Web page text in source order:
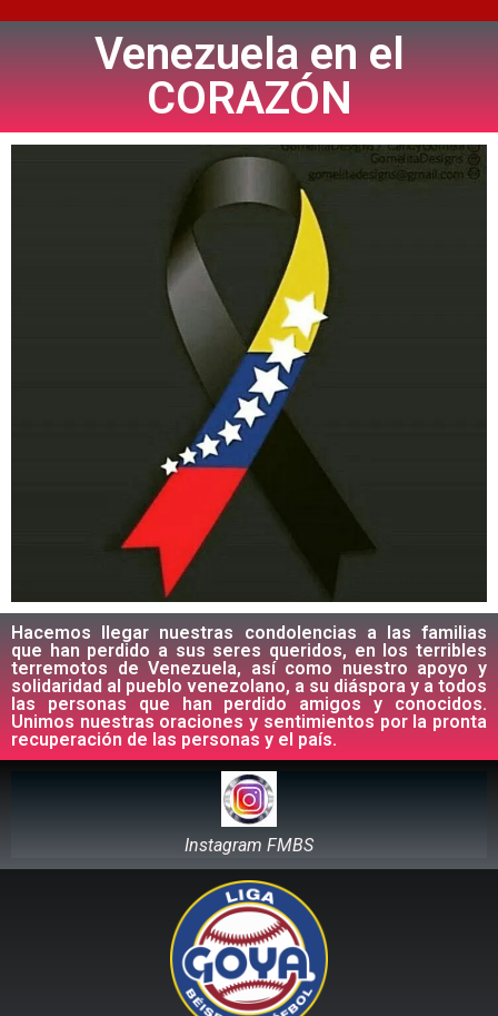
Venezuela en el
CORAZÓN
Hacemos llegar nuestras condolencias a las familias
que han perdido a sus seres queridos, en los terribles
terremotos de Venezuela, así como nuestro apoyo y
solidaridad al pueblo venezolano, a su diáspora y a todos
las personas que han perdido amigos y conocidos.
Unimos nuestras oraciones y sentimientos por la pronta
recuperación de las personas y el país.
Instagram FMBS